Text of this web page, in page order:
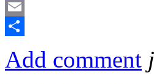
Mastodon
Email
Add comment